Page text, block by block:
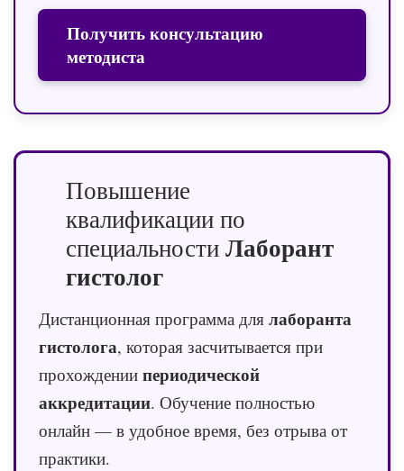
Получить консультацию
методиста
Повышение
квалификации по
специальности Лаборант
гистолог
Дистанционная программа для лаборанта
гистолога, которая засчитывается при
прохождении периодической
аккредитации. Обучение полностью
онлайн — в удобное время, без отрыва от
практики.